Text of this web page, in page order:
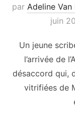
par Adeline Van
juin
Un jeune
l’arrivée de
désaccord qui,
vitrifiées de